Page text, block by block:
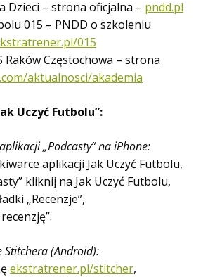
Dzieci – strona oficjalna – pndd.pl
015 – PNDD o szkoleniu
015
Raków Częstochowa – strona
aktualnosci/akademia
Uczyć Futbolu”:
„Podcasty” na iPhone:
aplikacji Jak Uczyć Futbolu,
kliknij na Jak Uczyć Futbolu,
„Recenzje”,
Stitchera (Android):
ekstratrener.pl/stitcher,